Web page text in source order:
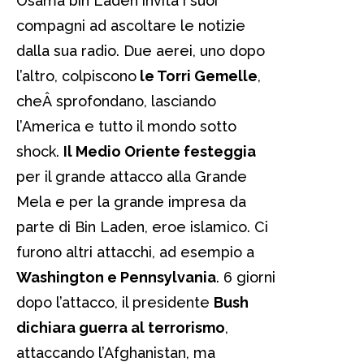
compagni ad ascoltare le notizie
dalla sua radio. Due aerei, uno dopo
l’altro, colpiscono le Torri Gemelle,
cheÂ sprofondano, lasciando
l’America e tutto il mondo sotto
shock. Il Medio Oriente festeggia
per il grande attacco alla Grande
Mela e per la grande impresa da
parte di Bin Laden, eroe islamico. Ci
furono altri attacchi, ad esempio a
Washington e Pennsylvania. 6 giorni
dopo l’attacco, il presidente Bush
dichiara guerra al terrorismo,
attaccando l’Afghanistan, ma